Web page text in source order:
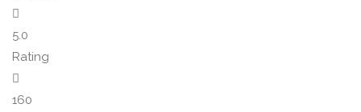
5.0
Rating
160